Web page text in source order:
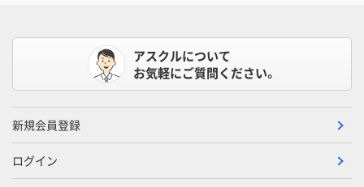
アスクルについて
お気軽にご質問ください。
新規会員登録
ログイン